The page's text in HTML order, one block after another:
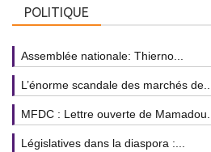
POLITIQUE
Assemblée nationale: Thierno...
L’énorme scandale des marchés de...
MFDC : Lettre ouverte de Mamadou...
Législatives dans la diaspora :...